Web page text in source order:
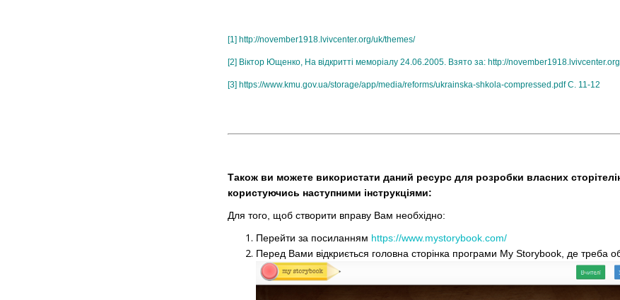
[1] http://november1918.lvivcenter.org/uk/themes/
[2] Віктор Ющенко, На відкритті меморіалу 24.06.2005. Взято за: http://
[3] https://www.kmu.gov.ua/storage/app/media/reforms/ukrainska-shkola-compressed.pdfС. 11-12
Також ви можете використати даний ресурс для розробки власних
користуючись наступними інструкціями:
Для того, щоб створити вправу Вам необхідно:
Перейти за посиланням https://www.mystorybook.com/
Перед Вами відкриється головна сторінка програми My Storybook, де треба